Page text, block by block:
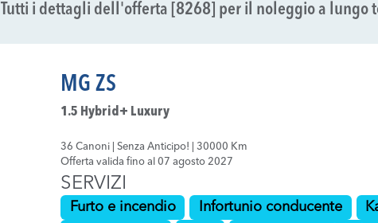
Tutti i dettagli dell'offerta [8268] per il noleggio a lungo
MG ZS
1.5 Hybrid+ Luxury
36 Canoni | Senza Anticipo! | 30000 Km
Offerta valida fino al 07 agosto 2027
SERVIZI
Furto e incendio Infortunio conducente